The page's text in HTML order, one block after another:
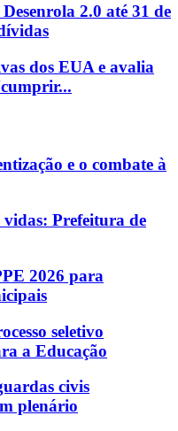
2.0 até 31 de
dos EUA e avalia
e o combate à
Prefeitura de
2026 para
seletivo
a Educação
civis
plenário